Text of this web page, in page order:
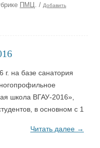
ПМЦ / Добавить
на базе санатория
школа ВГАУ-2016»,
в основном с 1
Читать далее →